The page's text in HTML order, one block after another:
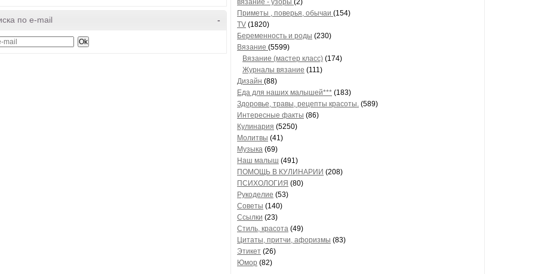
-
по e-mail
вязание - узоры (2)
Приметы , поверья, обычаи (154)
TV (1820)
Беременность и роды (230)
Вязание (5599)
Вязание (мастер класс) (174)
Журналы вязание (111)
Дизайн (88)
Еда для наших малышей*** (183)
Здоровье, травы, рецепты красоты. (589)
Интересные факты (86)
Кулинария (5250)
Молитвы (41)
Музыка (69)
Наш малыш (491)
ПОМОЩЬ В КУЛИНАРИИ (208)
ПСИХОЛОГИЯ (80)
Рукоделие (53)
Советы (140)
Ссылки (23)
Стиль, красота (49)
Цитаты, притчи, афоризмы (83)
Этикет (26)
Юмор (82)